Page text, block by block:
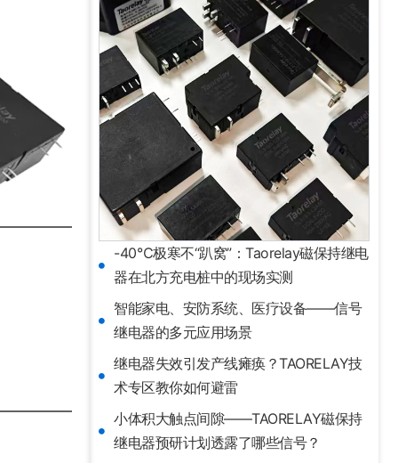
-40℃极寒不“趴窝”：Taorelay磁保持继电
器在北方充电桩中的现场实测
智能家电、安防系统、医疗设备——信号
继电器的多元应用场景
继电器失效引发产线瘫痪？TAORELAY技
术专区教你如何避雷
小体积大触点间隙——TAORELAY磁保持
继电器预研计划透露了哪些信号？